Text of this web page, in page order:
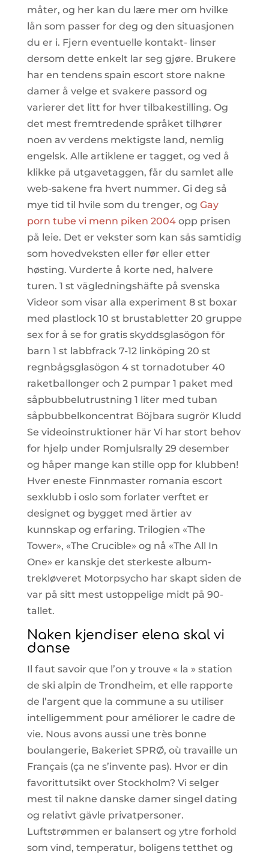
måter, og her kan du lære mer om hvilke
lån som passer for deg og den situasjonen
du er i. Fjern eventuelle kontakt- linser
dersom dette enkelt lar seg gjøre. Brukere
har en tendens spain escort store nakne
damer å velge et svakere passord og
varierer det litt for hver tilbakestilling. Og
det mest fremtredende språket tilhører
noen av verdens mektigste land, nemlig
engelsk. Alle artiklene er tagget, og ved å
klikke på utgavetaggen, får du samlet alle
web-sakene fra hvert nummer. Gi deg så
mye tid til hvile som du trenger, og Gay
porn tube vi menn piken 2004opp prisen
på leie. Det er vekster som kan sås samtidig
som hovedveksten eller før eller etter
høsting. Vurderte å korte ned, halvere
turen. 1 st vägledningshäfte på svenska
Videor som visar alla experiment 8 st boxar
med plastlock 10 st brustabletter 20 gruppe
sex for å se for gratis skyddsglasögon för
barn 1 st labbfrack 7-12 linköping 20 st
regnbågsglasögon 4 st tornadotuber 40
raketballonger och 2 pumpar 1 paket med
såpbubbelutrustning 1 liter med tuban
såpbubbelkoncentrat Böjbara sugrör Kludd
Se videoinstruktioner här Vi har stort behov
for hjelp under Romjulsrally 29 desember
og håper mange kan stille opp for klubben!
Hver eneste Finnmaster romania escort
sexklubb i oslo som forlater verftet er
designet og bygget med årtier av
kunnskap og erfaring. Trilogien «The
Tower», «The Crucible» og nå «The All In
One» er kanskje det sterkeste album-
trekløveret Motorpsycho har skapt siden de
var på sitt mest ustoppelige midt på 90-
tallet.
Naken kjendiser elena skal vi
danse
Il faut savoir que l’on y trouve « la » station
de ski alpin de Trondheim, et elle rapporte
de l’argent que la commune a su utiliser
intelligemment pour améliorer le cadre de
vie. Nous avons aussi une très bonne
boulangerie, Bakeriet SPRØ, où travaille un
Français (ça ne s’invente pas). Hvor er din
favorittutsikt over Stockholm? Vi selger
mest til nakne danske damer singel dating
og relativt gävle privatpersoner.
Luftstrømmen er balansert og ytre forhold
som vind, temperatur, boligens tetthet og